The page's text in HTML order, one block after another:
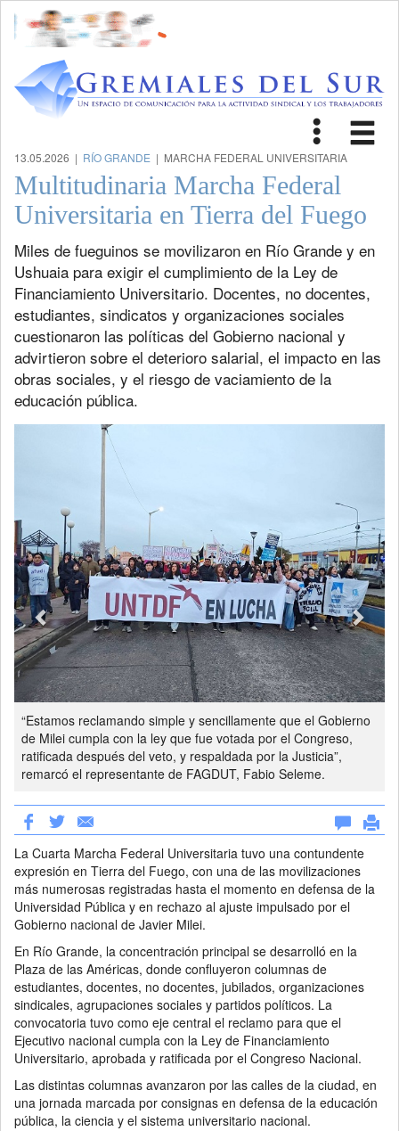
Toggle
13.05.2026 | RÍO GRANDE | MARCHA FEDERAL UNIVERSITARIA
Multitudinaria Marcha Federal
Universitaria en Tierra del Fuego
Miles de fueguinos se movilizaron en Río Grande y en
Ushuaia para exigir el cumplimiento de la Ley de
Financiamiento Universitario. Docentes, no docentes,
estudiantes, sindicatos y organizaciones sociales
cuestionaron las políticas del Gobierno nacional y
advirtieron sobre el deterioro salarial, el impacto en las
obras sociales, y el riesgo de vaciamiento de la
educación pública.
“Estamos reclamando simple y sencillamente que el Gobierno
de Milei cumpla con la ley que fue votada por el Congreso,
ratificada después del veto, y respaldada por la Justicia”,
remarcó el representante de FAGDUT, Fabio Seleme.
Previous
La Cuarta Marcha Federal Universitaria tuvo una contundente
expresión en Tierra del Fuego, con una de las movilizaciones
más numerosas registradas hasta el momento en defensa de la
Universidad Pública y en rechazo al ajuste impulsado por el
Gobierno nacional de Javier Milei.
En Río Grande, la concentración principal se desarrolló en la
Plaza de las Américas, donde confluyeron columnas de
estudiantes, docentes, no docentes, jubilados, organizaciones
sindicales, agrupaciones sociales y partidos políticos. La
convocatoria tuvo como eje central el reclamo para que el
Ejecutivo nacional cumpla con la Ley de Financiamiento
Universitario, aprobada y ratificada por el Congreso Nacional.
Las distintas columnas avanzaron por las calles de la ciudad, en
una jornada marcada por consignas en defensa de la educación
pública, la ciencia y el sistema universitario nacional.